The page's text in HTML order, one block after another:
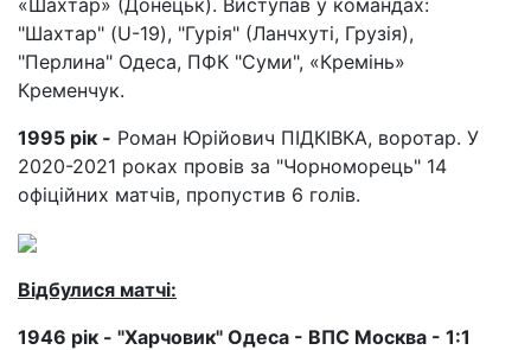
"Шахтар" (U-19), "Гурія" (Ланчхуті, Грузія),
"Перлина" Одеса, ПФК "Суми", «Кремінь»
Кременчук.
1995 рік - Роман Юрійович ПІДКІВКА, воротар. У
2020-2021 роках провів за "Чорноморець" 14
офіційних матчів, пропустив 6 голів.
Відбулися матчі:
1946 рік - "Харчовик" Одеса - ВПС Москва - 1:1